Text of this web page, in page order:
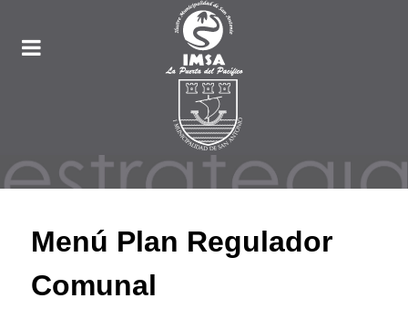
Menú Plan Regulador
Comunal